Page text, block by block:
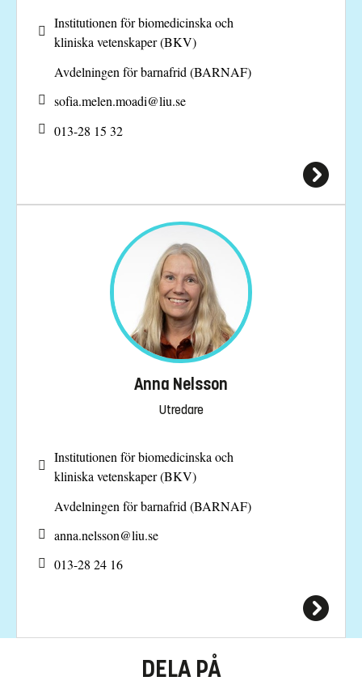
Institutionen för biomedicinska och
kliniska vetenskaper (BKV)
Avdelningen för barnafrid (BARNAF)
sofia.melen.moadi@liu.se
013-28 15 32
Anna Nelsson
Utredare
Institutionen för biomedicinska och
kliniska vetenskaper (BKV)
Avdelningen för barnafrid (BARNAF)
anna.nelsson@liu.se
013-28 24 16
DELA PÅ